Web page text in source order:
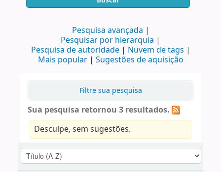
Pesquisa avançada
Pesquisar por hierarquia
Pesquisa de autoridade
Nuvem de tags
Mais popular
Sugestões de aquisição
Filtre sua pesquisa
Sua pesquisa retornou 3 resultados.
Desculpe, sem sugestões.